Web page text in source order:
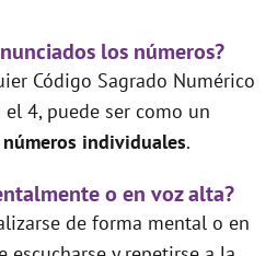
los números?
Código Sagrado Numérico
el 4, puede ser como un
números individuales.
o en voz alta?
de forma mental o en